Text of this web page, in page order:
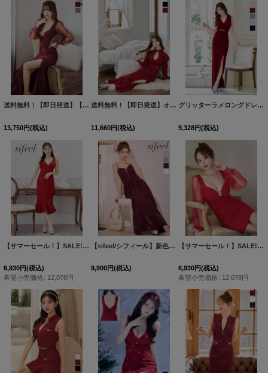
送料無料！【即日発送】【送料無料!】刺繍チュールスリーブロングドレス/チュール袖/刺繍/レースアップ/シアー/スリット/透け/谷間見せ/背中隠し/ロングドレス/キャバドレス【S-Lサイズ/4カラー】[OF03] 【YN】dzj【一部予約商品/9月上旬発送予定】
13,750円(税込)
送料無料！【即日発送】オフショルシアードレス/ホルターネック/刺繍/ボタン/透け感/スリット/谷間見せ/背中隠し/ロングドレス/キャバドレス【S-Lサイズ/4カラー】[OF03] 【YN】dzw【一部予約商品/9月上旬発送予定】
11,660円(税込)
グリッターラメロングドレス/ワンカラー/カシュクール/ノースリーブ/ベルト/谷間見せ/背中隠し/キャバドレス 【S-Lサイズ/5カラー】[OF03] 【IM】
9,328円(税込)
【サマーセール！】SALE!【sifeel/シフィール】大柄ツイードワンピースドレス/キャバドレス【S-Lサイズ/1カラー】[OF03] 【YN】dzwv
6,930円(税込)
希望小売価格 : 12,078円
【sifeel/シフィール】新色登場！キャミソール/フロントジップ/花柄/シフォン/レース/レイヤード/フレア/ワンピースドレス/キャバドレス【XS-Lサイズ/4カラー】[OF03] 【IM】
9,900円(税込)
【サマーセール！】SALE!パールシアースリーブタイトミニドレス/キャバドレス【S-Lサイズ/1カラー】[OF03] 【YN】dzcn
6,930円(税込)
希望小売価格 : 12,078円